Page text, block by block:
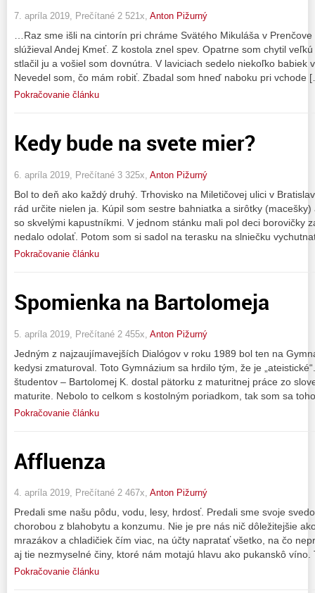
7. apríla 2019, Prečítané 2 521x, Anton Pižurný
…Raz sme išli na cintorín pri chráme Svätého Mikuláša v
slúžieval Andej Kmeť. Z kostola znel spev. Opatrne som chytil
stlačil ju a vošiel som dovnútra. V laviciach sedelo niekoľko babiek
Nevedel som, čo mám robiť. Zbadal som hneď naboku pri vchode
Pokračovanie článku
Kedy bude na svete mier?
6. apríla 2019, Prečítané 3 325x, Anton Pižurný
Bol to deň ako každý druhý. Trhovisko na Miletičovej ulici v
rád určite nielen ja. Kúpil som sestre bahniatka a sirôtky
so skvelými kapustníkmi. V jednom stánku mali pol deci borovičky
nedalo odolať. Potom som si sadol na terasku na slniečku
Pokračovanie článku
Spomienka na Bartolomeja
5. apríla 2019, Prečítané 2 455x, Anton Pižurný
Jedným z najzaujímavejších Dialógov v roku 1989 bol ten na
kedysi zmaturoval. Toto Gymnázium sa hrdilo tým, že je
študentov – Bartolomej K. dostal pätorku z maturitnej práce zo
maturite. Nebolo to celkom s kostolným poriadkom, tak som sa
Pokračovanie článku
Affluenza
4. apríla 2019, Prečítané 2 467x, Anton Pižurný
Predali sme našu pôdu, vodu, lesy, hrdosť. Predali sme svoje
chorobou z blahobytu a konzumu. Nie je pre nás nič dôležitejšie
mrazákov a chladičiek čím viac, na účty napratať všetko, na čo
aj tie nezmyselné činy, ktoré nám motajú hlavu ako pukanskô
Pokračovanie článku